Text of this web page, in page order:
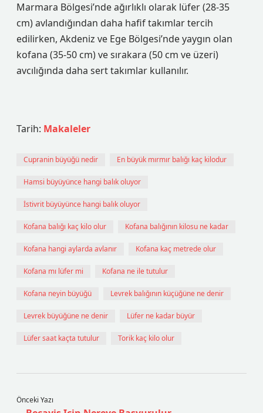
Marmara Bölgesi’nde ağırlıklı olarak lüfer (28-35
cm) avlandığından daha hafif takımlar tercih
edilirken, Akdeniz ve Ege Bölgesi’nde yaygın olan
kofana (35-50 cm) ve sırakara (50 cm ve üzeri)
avcılığında daha sert takımlar kullanılır.
Tarih: Makaleler
Cupranin büyüğü nedir En büyük mırmır balığı kaç kilodur
Hamsi büyüyünce hangi balık oluyor
İstivrit büyüyünce hangi balık oluyor
Kofana balığı kaç kilo olur Kofana balığının kilosu ne kadar
Kofana hangi aylarda avlanır Kofana kaç metrede olur
Kofana mı lüfer mi Kofana ne ile tutulur
Kofana neyin büyüğü Levrek balığının küçüğüne ne denir
Levrek büyüğüne ne denir Lüfer ne kadar büyür
Lüfer saat kaçta tutulur Torik kaç kilo olur
Önceki Yazı